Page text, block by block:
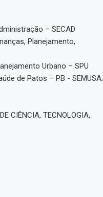
– SECAD
Planejamento,
Urbano – SPU
de Patos – PB - SEMUSA;
CIÊNCIA, TECNOLOGIA,